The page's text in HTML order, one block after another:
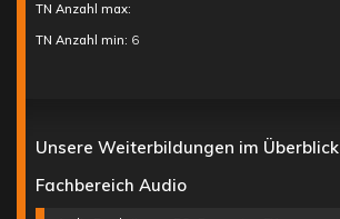
TN Anzahl max:
TN Anzahl min: 6
Unsere Weiterbildungen im Überblick
Fachbereich Audio